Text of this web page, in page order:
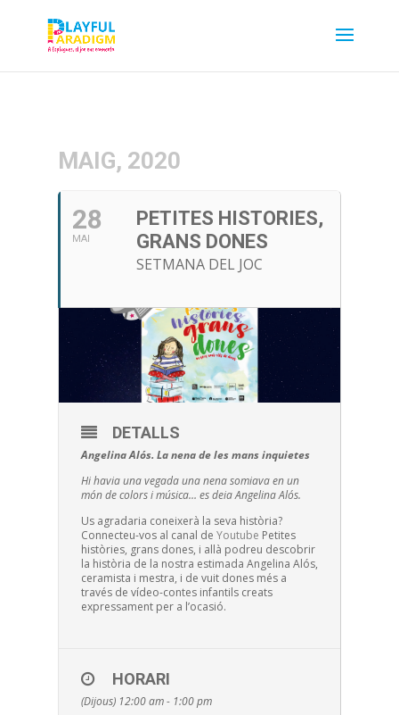
MAIG, 2020
28
MAI
PETITES HISTORIES,
GRANS DONES
SETMANA DEL JOC
DETALLS
Angelina Alós. La nena de les mans inquietes
Hi havia una vegada una nena somiava en un
món de colors i música… es deia Angelina Alós.
Us agradaria coneixerà la seva història?
Connecteu-vos al canal de Youtube Petites
històries, grans dones, i allà podreu descobrir
la història de la nostra estimada Angelina Alós,
ceramista i mestra, i de vuit dones més a
través de vídeo-contes infantils creats
expressament per a l’ocasió.
HORARI
(Dijous) 12:00 am - 1:00 pm